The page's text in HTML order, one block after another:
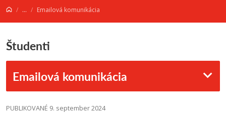
... Emailová komunikácia
Študenti
Emailová komunikácia
PUBLIKOVANÉ 9. september 2024